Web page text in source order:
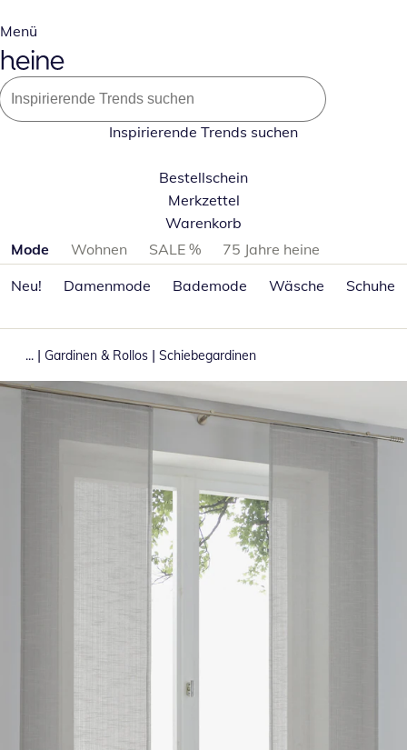
Menü
Inspirierende Trends suchen
Bestellschein
Merkzettel
Warenkorb
Produktkategorien überspringen
Mode Wohnen SALE %
75 Jahre heine
Neu!
Damenmode Bademode Wäsche Schuhe
... | Gardinen & Rollos | Schiebegardinen